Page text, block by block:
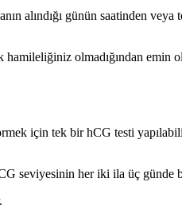
alındığı günün saatinden
hamileliğiniz olmadığından emin
için tek bir hCG testi
seviyesinin her iki ila üç günde